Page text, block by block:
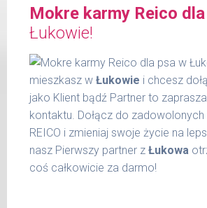
włókno surowe 0,30 %
wilgotność 77,00 %
mg / kg.
6 - 14
kg
300 g
15 -
22 kg
400 g
23 -
30 kg
600 g
37 kg
800 g
Mokre karmy Reico
Łukowie!
mieszkasz w Łukowie i chcesz
jako Klient bądź Partner to
kontaktu. Dołącz do
REICO i zmieniaj swoje życie na
nasz Pierwszy partner z Łukowa
coś całkowicie za darmo!